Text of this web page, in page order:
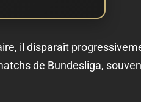
il disparaît
de Bundesliga,